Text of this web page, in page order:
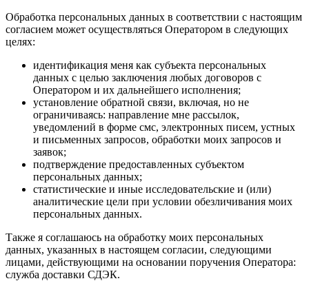
Обработка персональных данных в соответствии с настоящим
согласием может осуществляться Оператором в следующих
целях:
идентификация меня как субъекта персональных
данных с целью заключения любых договоров с
Оператором и их дальнейшего исполнения;
установление обратной связи, включая, но не
ограничиваясь: направление мне рассылок,
уведомлений в форме смс, электронных писем, устных
и письменных запросов, обработки моих запросов и
заявок;
подтверждение предоставленных субъектом
персональных данных;
статистические и иные исследовательские и (или)
аналитические цели при условии обезличивания моих
персональных данных.
Также я соглашаюсь на обработку моих персональных
данных, указанных в настоящем согласии, следующими
лицами, действующими на основании поручения Оператора:
служба доставки СДЭК.